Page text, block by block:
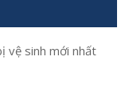
vệ sinh mới nhất